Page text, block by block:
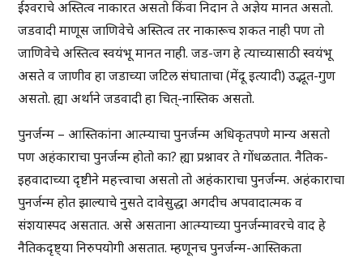
ईश्वराचे अस्तित्व नाकारत असतो किंवा निदान ते अज्ञेय मानत असतो.
जडवादी माणूस जाणिवेचे अस्तित्व तर नाकारूच शकत नाही पण तो
जाणिवेचे अस्तित्व स्वयंभू मानत नाही. जड-जग हे त्याच्यासाठी स्वयंभू
असते व जाणीव हा जडाच्या जटिल संघाताचा (मेंदू इत्यादी) उद्भूत-गुण
असतो. ह्या अर्थाने जडवादी हा चित्-नास्तिक असतो.
पुनर्जन्म – आस्तिकांना आत्म्याचा पुनर्जन्म अधिकृतपणे मान्य असतो
पण अहंकाराचा पुनर्जन्म होतो का? ह्या प्रश्नावर ते गोंधळतात. नैतिक-
इहवादाच्या दृष्टीने महत्त्वाचा असतो तो अहंकाराचा पुनर्जन्म. अहंकाराचा
पुनर्जन्म होत झाल्याचे नुसते दावेसुद्धा अगदीच अपवादात्मक व
संशयास्पद असतात. असे असताना आत्म्याच्या पुनर्जन्मावरचे वाद हे
नैतिकदृष्ट्या निरुपयोगी असतात. म्हणूनच पुनर्जन्म-आस्तिकता